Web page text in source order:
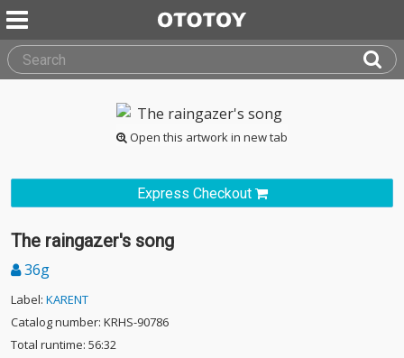
Open this artwork in new tab
Express Checkout
The raingazer's song
36g
Label: KARENT
Catalog number: KRHS-90786
Total runtime: 56:32